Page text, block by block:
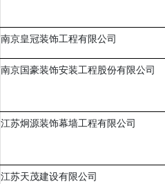
南京皇冠装饰工程有限公司
南京国豪装饰安装工程股份有限公司
江苏炯源装饰幕墙工程有限公司
江苏天茂建设有限公司